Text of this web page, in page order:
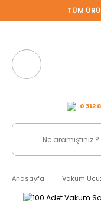
TÜM
0 312
Anasayfa Vakum